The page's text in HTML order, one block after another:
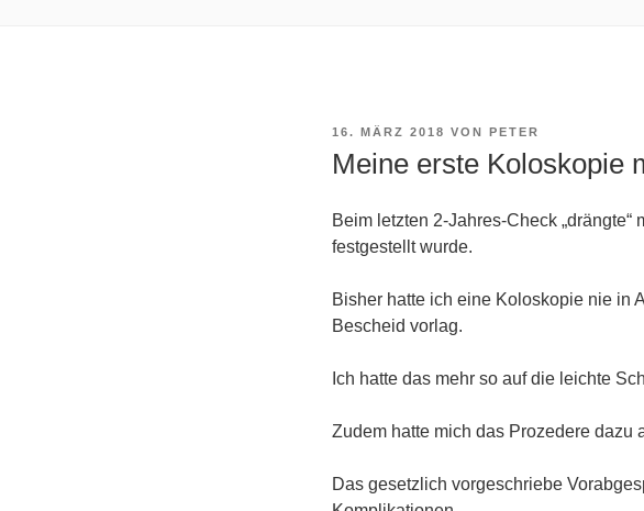
VERÖFFENTLICHT
16. MÄRZ 2018 VON PETER
Meine erste Koloskopie
Beim letzten 2-Jahres-Check
festgestellt wurde.
Bisher hatte ich eine Koloskopie nie in
Bescheid vorlag.
Ich hatte das mehr so auf die leichte
Zudem hatte mich das Prozedere dazu
Das gesetzlich vorgeschriebe